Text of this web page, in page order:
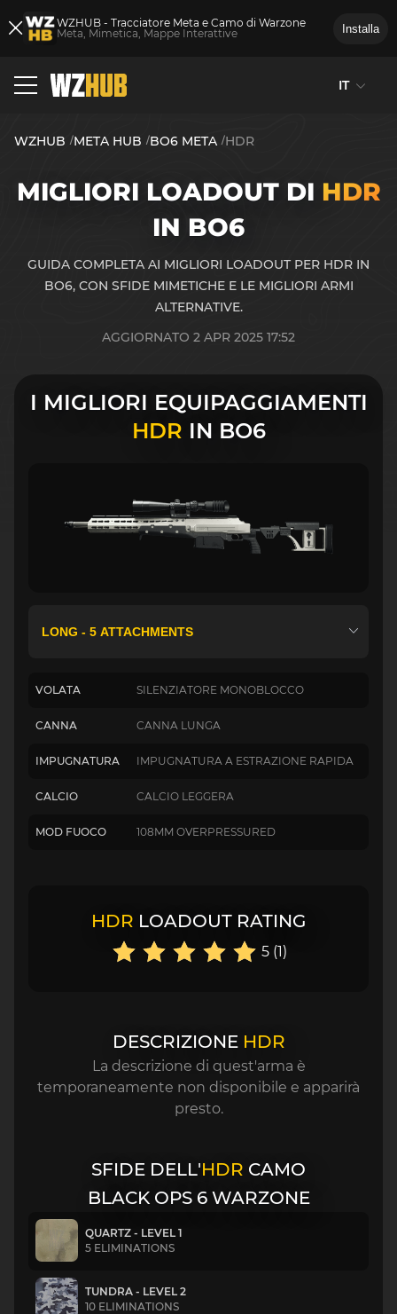
WZHUB - Tracciatore Meta e Camo di Warzone
Meta, Mimetica, Mappe Interattive
Installa
IT
WZHUB META HUB BO6 META HDR
MIGLIORI LOADOUT DI HDR
IN BO6
GUIDA COMPLETA AI MIGLIORI LOADOUT PER HDR IN
BO6, CON SFIDE MIMETICHE E LE MIGLIORI ARMI
ALTERNATIVE.
AGGIORNATO 2 APR 2025 17:52
I MIGLIORI EQUIPAGGIAMENTI
HDR IN BO6
VOLATA SILENZIATORE MONOBLOCCO
CANNA CANNA LUNGA
IMPUGNATURA IMPUGNATURA A ESTRAZIONE RAPIDA
CALCIO CALCIO LEGGERA
MOD FUOCO 108MM OVERPRESSURED
HDR LOADOUT RATING
5 (1)
DESCRIZIONE HDR
La descrizione di quest'arma è
temporaneamente non disponibile e apparirà
presto.
SFIDE DELL'HDR CAMO
BLACK OPS 6 WARZONE
QUARTZ - LEVEL 1
5 ELIMINATIONS
TUNDRA - LEVEL 2
10 ELIMINATIONS